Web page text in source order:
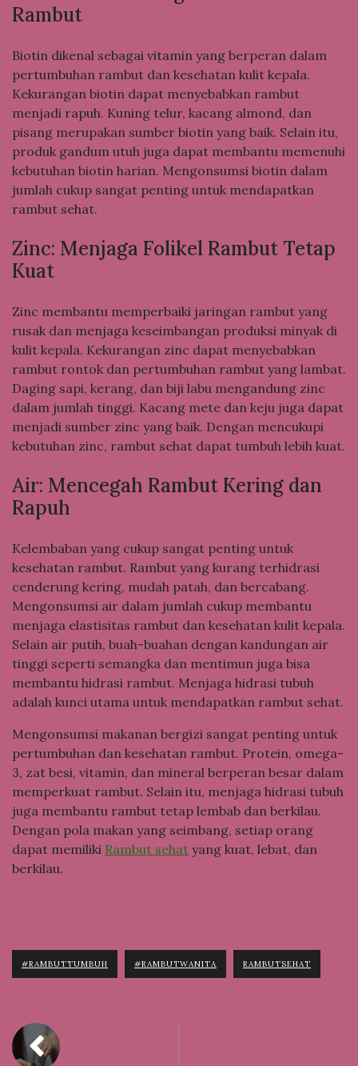
Rambut
Biotin dikenal sebagai vitamin yang berperan dalam
pertumbuhan rambut dan kesehatan kulit kepala.
Kekurangan biotin dapat menyebabkan rambut
menjadi rapuh. Kuning telur, kacang almond, dan
pisang merupakan sumber biotin yang baik. Selain itu,
produk gandum utuh juga dapat membantu memenuhi
kebutuhan biotin harian. Mengonsumsi biotin dalam
jumlah cukup sangat penting untuk mendapatkan
rambut sehat.
Zinc: Menjaga Folikel Rambut Tetap
Kuat
Zinc membantu memperbaiki jaringan rambut yang
rusak dan menjaga keseimbangan produksi minyak di
kulit kepala. Kekurangan zinc dapat menyebabkan
rambut rontok dan pertumbuhan rambut yang lambat.
Daging sapi, kerang, dan biji labu mengandung zinc
dalam jumlah tinggi. Kacang mete dan keju juga dapat
menjadi sumber zinc yang baik. Dengan mencukupi
kebutuhan zinc, rambut sehat dapat tumbuh lebih kuat.
Air: Mencegah Rambut Kering dan
Rapuh
Kelembaban yang cukup sangat penting untuk
kesehatan rambut. Rambut yang kurang terhidrasi
cenderung kering, mudah patah, dan bercabang.
Mengonsumsi air dalam jumlah cukup membantu
menjaga elastisitas rambut dan kesehatan kulit kepala.
Selain air putih, buah-buahan dengan kandungan air
tinggi seperti semangka dan mentimun juga bisa
membantu hidrasi rambut. Menjaga hidrasi tubuh
adalah kunci utama untuk mendapatkan rambut sehat.
Mengonsumsi makanan bergizi sangat penting untuk
pertumbuhan dan kesehatan rambut. Protein, omega-
3, zat besi, vitamin, dan mineral berperan besar dalam
memperkuat rambut. Selain itu, menjaga hidrasi tubuh
juga membantu rambut tetap lembab dan berkilau.
Dengan pola makan yang seimbang, setiap orang
dapat memiliki Rambut sehat yang kuat, lebat, dan
berkilau.
#RAMBUTTUMBUH #RAMBUTWANITA RAMBUTSEHAT